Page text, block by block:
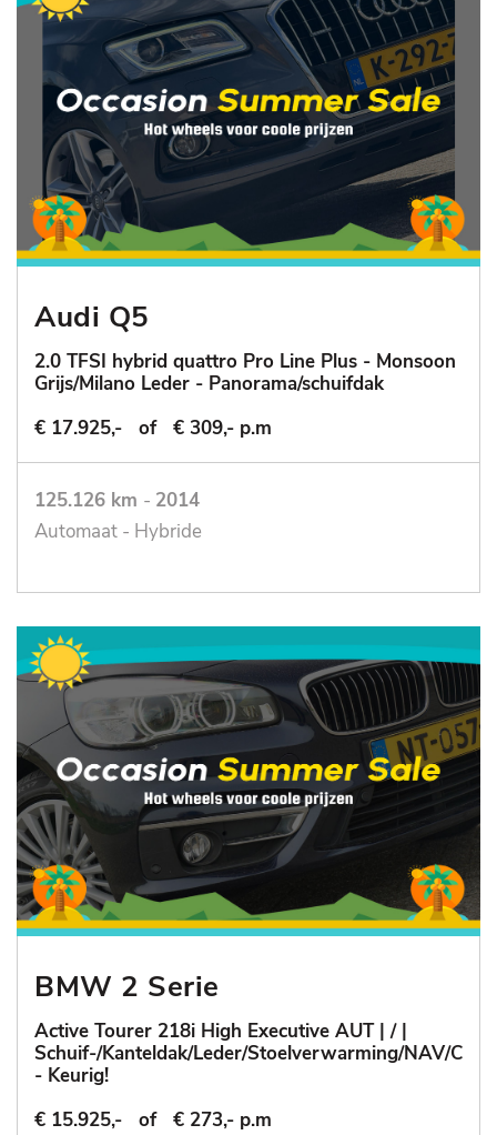
Audi Q5
2.0 TFSI hybrid quattro Pro Line Plus - Monsoon
Grijs/Milano Leder - Panorama/schuifdak
€ 17.925,-
of € 309,- p.m
125.126 km - 2014
Automaat - Hybride
BMW 2 Serie
Active Tourer 218i High Executive AUT | / |
Schuif-/Kanteldak/Leder/Stoelverwarming/NAV/
- Keurig!
€ 15.925,-
of € 273,- p.m